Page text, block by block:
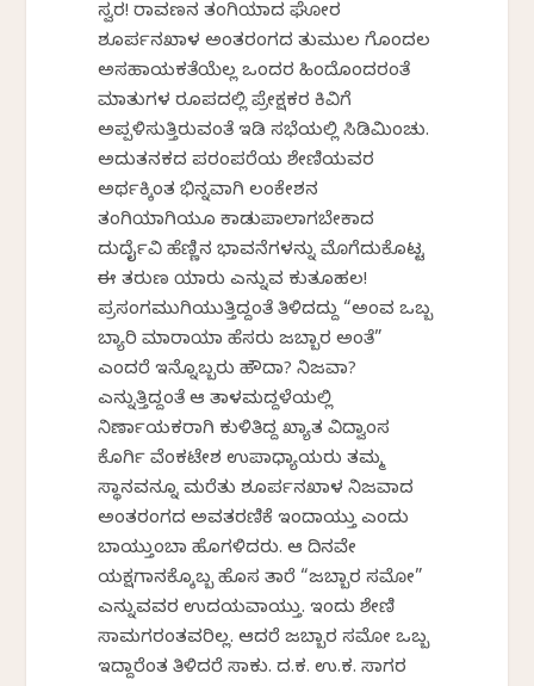
ಸ್ವರ! ರಾವಣನ ತಂಗಿಯಾದ ಘೋರ
ಶೂರ್ಪನಖಾಳ ಅಂತರಂಗದ ತುಮುಲ ಗೊಂದಲ
ಅಸಹಾಯಕತೆಯೆಲ್ಲ ಒಂದರ ಹಿಂದೊಂದರಂತೆ
ಮಾತುಗಳ ರೂಪದಲ್ಲಿ ಪ್ರೇಕ್ಷಕರ ಕಿವಿಗೆ
ಅಪ್ಪಳಿಸುತ್ತಿರುವಂತೆ ಇಡಿ ಸಭೆಯಲ್ಲಿ ಸಿಡಿಮಿಂಚು.
ಅದುತನಕದ ಪರಂಪರೆಯ ಶೇಣಿಯವರ
ಅರ್ಥಕ್ಕಿಂತ ಭಿನ್ನವಾಗಿ ಲಂಕೇಶನ
ತಂಗಿಯಾಗಿಯೂ ಕಾಡುಪಾಲಾಗಬೇಕಾದ
ದುರ್ದೈವಿ ಹೆಣ್ಣಿನ ಭಾವನೆಗಳನ್ನು ಮೊಗೆದುಕೊಟ್ಟ
ಈ ತರುಣ ಯಾರು ಎನ್ನುವ ಕುತೂಹಲ!
ಪ್ರಸಂಗಮುಗಿಯುತ್ತಿದ್ದಂತೆ ತಿಳಿದದ್ದು “ಅಂವ ಒಬ್ಬ
ಬ್ಯಾರಿ ಮಾರಾಯಾ ಹೆಸರು ಜಬ್ಬಾರ ಅಂತೆ”
ಎಂದರೆ ಇನ್ನೊಬ್ಬರು ಹೌದಾ? ನಿಜವಾ?
ಎನ್ನುತ್ತಿದ್ದಂತೆ ಆ ತಾಳಮದ್ದಳೆಯಲ್ಲಿ
ನಿರ್ಣಾಯಕರಾಗಿ ಕುಳಿತಿದ್ದ ಖ್ಯಾತ ವಿದ್ವಾಂಸ
ಕೊರ್ಗಿ ವೆಂಕಟೇಶ ಉಪಾಧ್ಯಾಯರು ತಮ್ಮ
ಸ್ಥಾನವನ್ನೂ ಮರೆತು ಶೂರ್ಪನಖಾಳ ನಿಜವಾದ
ಅಂತರಂಗದ ಅವತರಣಿಕೆ ಇಂದಾಯ್ತು ಎಂದು
ಬಾಯ್ತುಂಬಾ ಹೊಗಳಿದರು. ಆ ದಿನವೇ
ಯಕ್ಷಗಾನಕ್ಕೊಬ್ಬ ಹೊಸ ತಾರೆ “ಜಬ್ಬಾರ ಸಮೋ”
ಎನ್ನುವವರ ಉದಯವಾಯ್ತು. ಇಂದು ಶೇಣಿ
ಸಾಮಗರಂತವರಿಲ್ಲ. ಆದರೆ ಜಬ್ಬಾರ ಸಮೋ ಒಬ್ಬ
ಇದ್ದಾರೆಂತ ತಿಳಿದರೆ ಸಾಕು. ದ.ಕ. ಉ.ಕ. ಸಾಗರ